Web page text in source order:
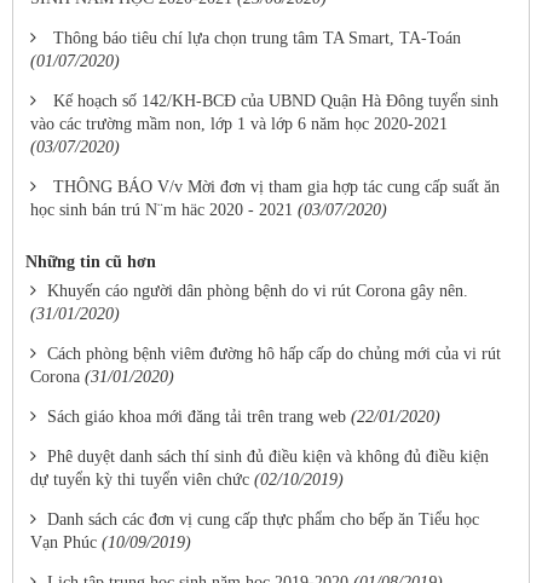
Thông báo tiêu chí lựa chọn trung tâm TA Smart, TA-Toán
(01/07/2020)
Kế hoạch số 142/KH-BCĐ của UBND Quận Hà Đông tuyển sinh
vào các trường mầm non, lớp 1 và lớp 6 năm học 2020-2021
(03/07/2020)
THÔNG BÁO V/v Mời đơn vị tham gia hợp tác cung cấp suất ăn
học sinh bán trú N¨m häc 2020 - 2021 (03/07/2020)
Những tin cũ hơn
Khuyến cáo người dân phòng bệnh do vi rút Corona gây nên.
(31/01/2020)
Cách phòng bệnh viêm đường hô hấp cấp do chủng mới của vi rút
Corona (31/01/2020)
Sách giáo khoa mới đăng tải trên trang web (22/01/2020)
Phê duyệt danh sách thí sinh đủ điều kiện và không đủ điều kiện
dự tuyển kỳ thi tuyển viên chức (02/10/2019)
Danh sách các đơn vị cung cấp thực phẩm cho bếp ăn Tiểu học
Vạn Phúc (10/09/2019)